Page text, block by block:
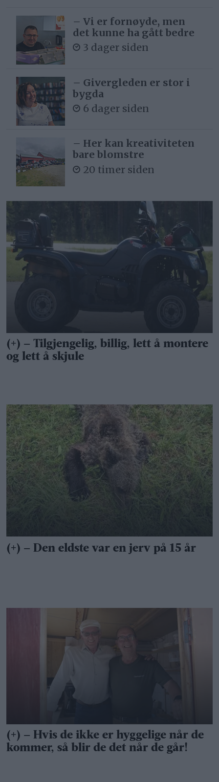
– Vi er fornøyde, men
det kunne ha gått bedre
3 dager siden
– Givergleden er stor i
bygda
6 dager siden
– Her kan kreativiteten
bare blomstre
20 timer siden